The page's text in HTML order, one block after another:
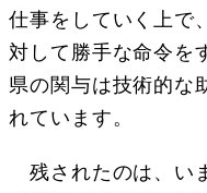
仕事をしていく上で
対して勝手な命令を
県の関与は技術的な
れています。
残されたのは、い